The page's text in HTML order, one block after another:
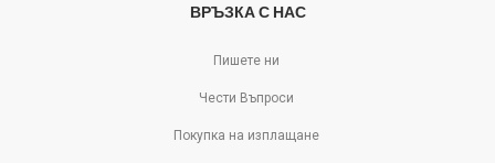
ВРЪЗКА С НАС
Пишете ни
Чести Въпроси
Покупка на изплащане